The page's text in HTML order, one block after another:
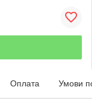
Оплата Умови